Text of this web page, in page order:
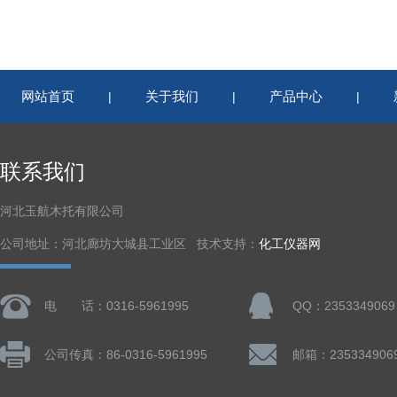
网站首页 | 关于我们 | 产品中心 |
联系我们
河北玉航木托有限公司
公司地址：河北廊坊大城县工业区 技术支持： 化工仪器网
电 话：0316-5961995 QQ：2353349069
公司传真：86-0316-5961995 邮箱：